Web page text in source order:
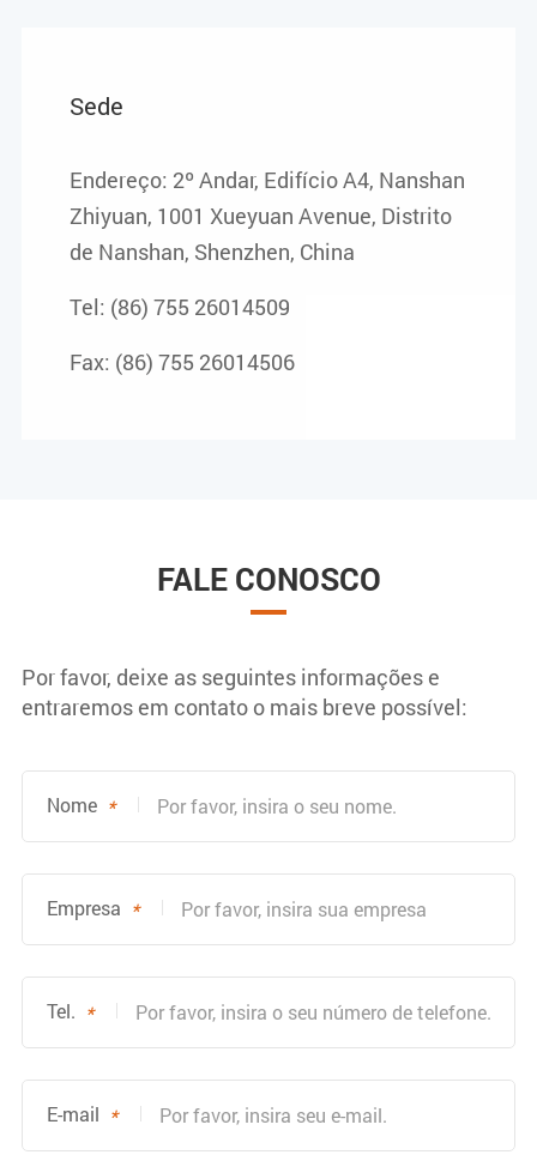
Sede
Endereço: 2º Andar, Edifício A4, Nanshan
Zhiyuan, 1001 Xueyuan Avenue, Distrito
de Nanshan, Shenzhen, China
Tel: (86) 755 26014509
Fax: (86) 755 26014506
FALE CONOSCO
Por favor, deixe as seguintes informações e
entraremos em contato o mais breve possível:
Nome *
Empresa *
Tel. *
E-mail *